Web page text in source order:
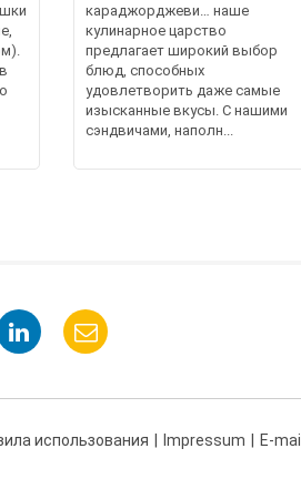
караджорджеви… наше
кулинарное царство
предлагает широкий выбор
блюд, способных
удовлетворить даже самые
изысканные вкусы. С нашими
сэндвичами, наполн...
использования Impressum E-mail